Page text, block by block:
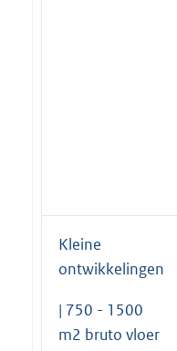
Kleine
ontwikkelingen
| 750 - 1500
m2 bruto vloer